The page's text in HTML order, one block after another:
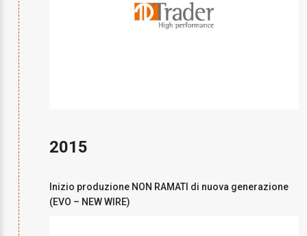
2015
Inizio produzione NON RAMATI di nuova generazione
(EVO – NEW WIRE)